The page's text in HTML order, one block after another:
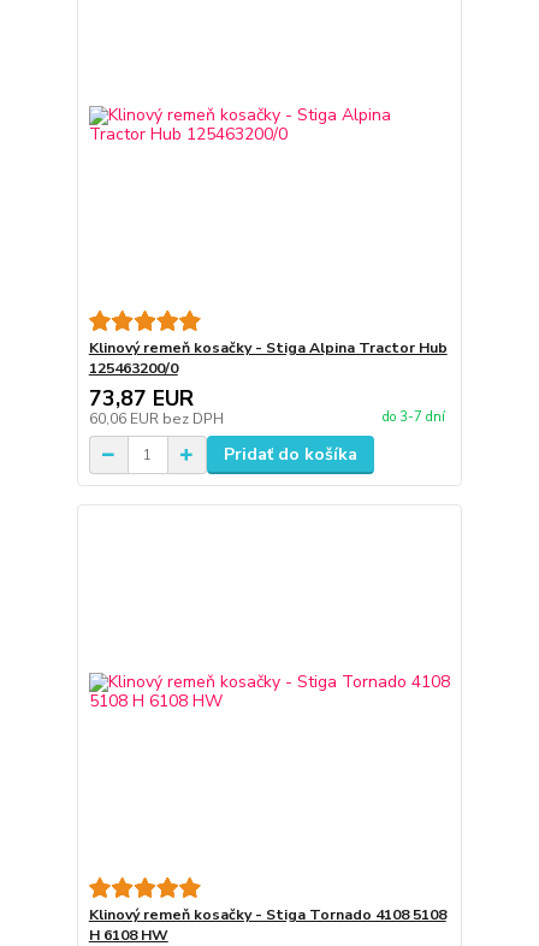
Klinový remeň kosačky - Stiga Alpina Tractor Hub
125463200/0
73,87 EUR
60,06 EUR bez DPH do 3-7 dní
Pridať do košíka
Klinový remeň kosačky - Stiga Tornado 4108 5108
H 6108 HW